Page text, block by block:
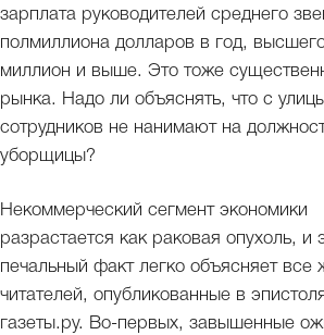
зарплата руководителей среднего
полмиллиона долларов в год,
миллион и выше. Это тоже
рынка. Надо ли объяснять, что с
сотрудников не нанимают на
уборщицы?
Некоммерческий сегмент экономики
разрастается как раковая опухоль, и
печальный факт легко объясняет все
читателей, опубликованные в
газеты.ру. Во-первых, завышенные